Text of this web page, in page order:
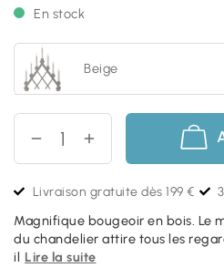
En stock
Beige
Livraison gratuite dès 199 €
Magnifique bougeoir en bois. Le
du chandelier attire tous les
il Lire la suite